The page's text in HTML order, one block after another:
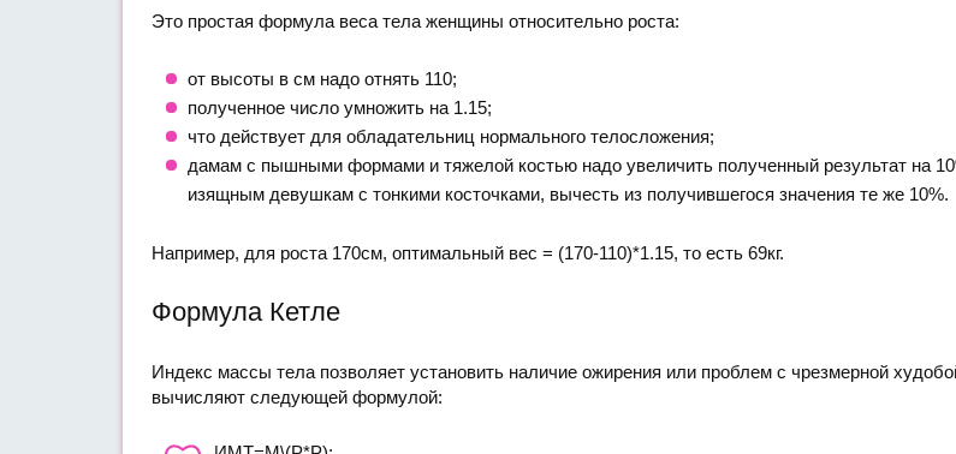
Это простая формула веса тела женщины относительно роста:
от высоты в см надо отнять 110;
полученное число умножить на 1.15;
что действует для обладательниц нормального телосложения;
дамам с пышными формами и тяжелой костью надо увеличить полученный результат на
изящным девушкам с тонкими косточками, вычесть из получившегося значения те же 10%.
Например, для роста 170см, оптимальный вес = (170-110)*1.15, то есть 69кг.
Формула Кетле
Индекс массы тела позволяет установить наличие ожирения или проблем с чрезмерной
вычисляют следующей формулой: